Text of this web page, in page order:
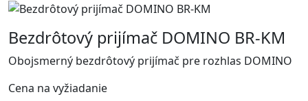
Bezdrôtový prijímač DOMINO BR-KM
Obojsmerný bezdrôtový prijímač pre rozhlas DOMINO
Cena na vyžiadanie